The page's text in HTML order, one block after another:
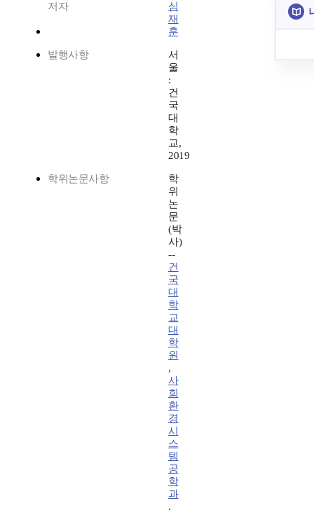
저자
심
재
훈
발행사항
서
울
:
건
국
대
학
교,
2019
학위논문사항
학
위
논
문
(박
사)
--
건
국
대
학
교
대
학
원
,
사
회
환
경
시
스
템
공
학
과
,